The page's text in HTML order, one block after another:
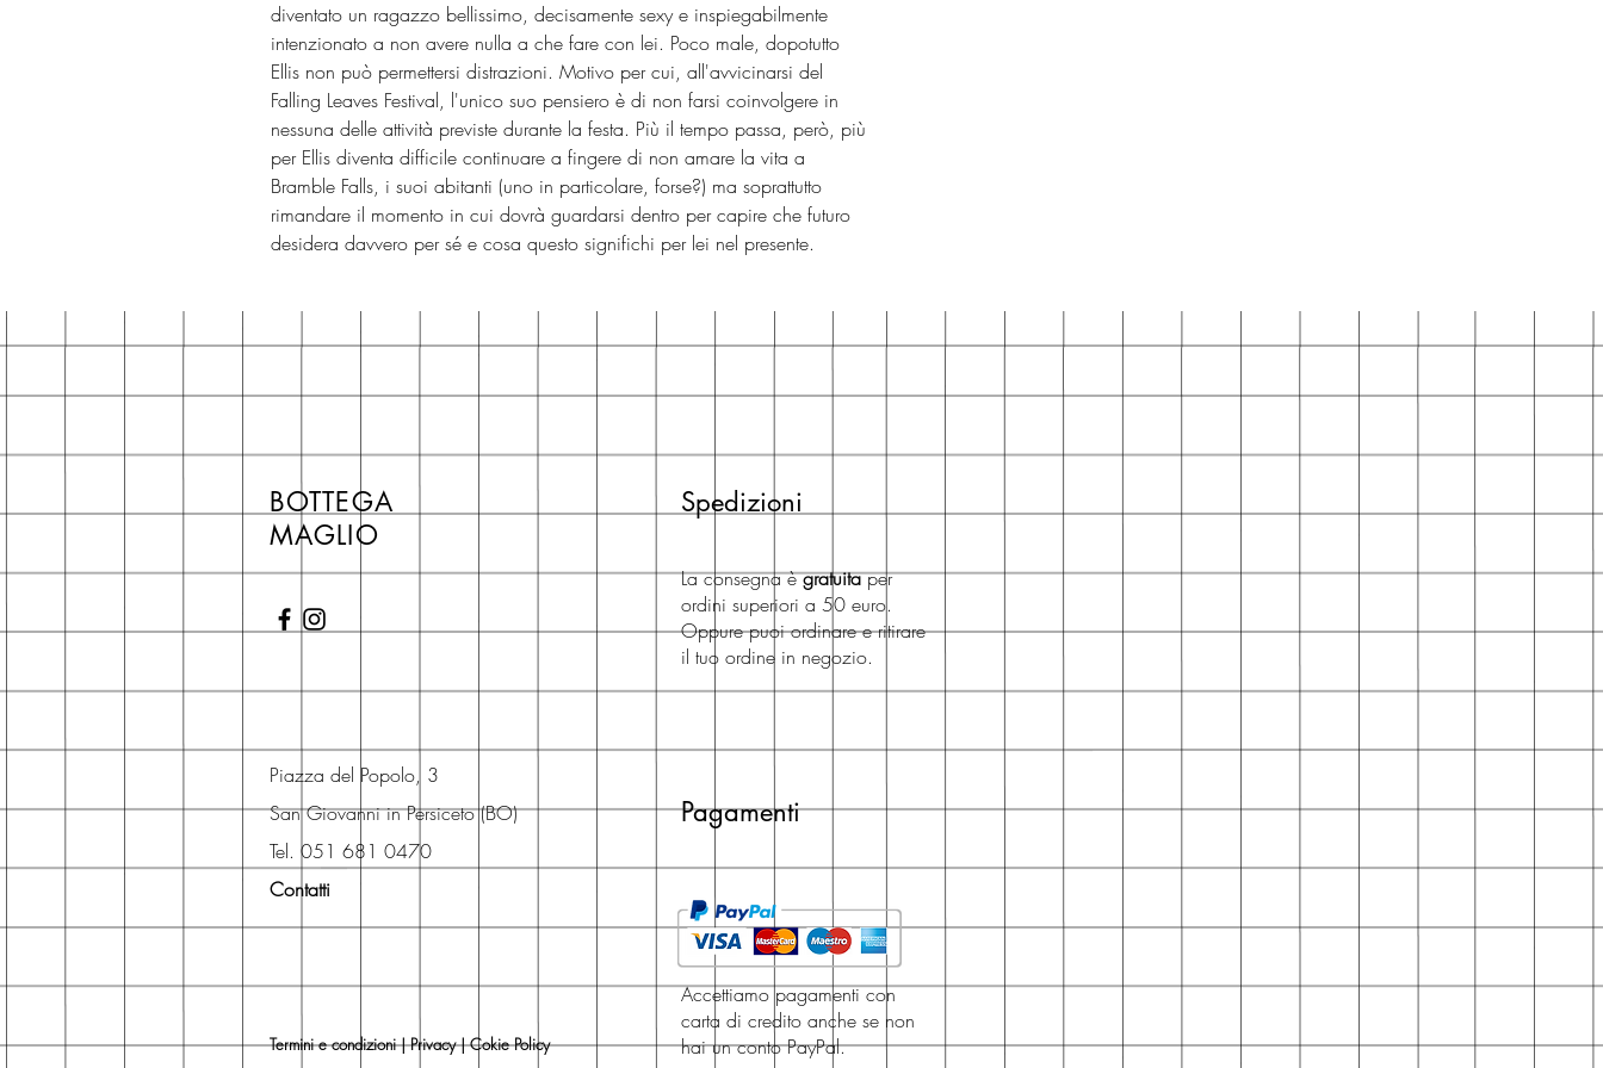
diventato un ragazzo bellissimo, decisamente sexy e inspiegabilmente
intenzionato a non avere nulla a che fare con lei. Poco male, dopotutto
Ellis non può permettersi distrazioni. Motivo per cui, all'avvicinarsi del
Falling Leaves Festival, l'unico suo pensiero è di non farsi coinvolgere in
nessuna delle attività previste durante la festa. Più il tempo passa, però, più
per Ellis diventa difficile continuare a fingere di non amare la vita a
Bramble Falls, i suoi abitanti (uno in particolare, forse?) ma soprattutto
rimandare il momento in cui dovrà guardarsi dentro per capire che futuro
desidera davvero per sé e cosa questo significhi per lei nel presente.
BOTTEGA
MAGLIO
Piazza del Popolo, 3
San Giovanni in Persiceto (BO)
Tel. 051 681 0470
Contatti
Termini e condizioni|Privacy|Cokie Policy
Spedizioni
La consegna ègratuitaper
ordini superiori a 50 euro.
Oppure puoi ordinare e ritirare
il tuo ordine in negozio.
Pagamenti
Accettiamo pagamenti con
carta di credito anche se non
hai un conto PayPal.